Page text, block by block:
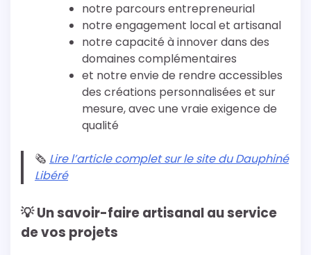
notre parcours entrepreneurial
notre engagement local et artisanal
notre capacité à innover dans des
domaines complémentaires
et notre envie de rendre accessibles
des créations personnalisées et sur
mesure, avec une vraie exigence de
qualité
🗞️ Lire l’article complet sur le site du Dauphiné
Libéré
💡 Un savoir-faire artisanal au service
de vos projets